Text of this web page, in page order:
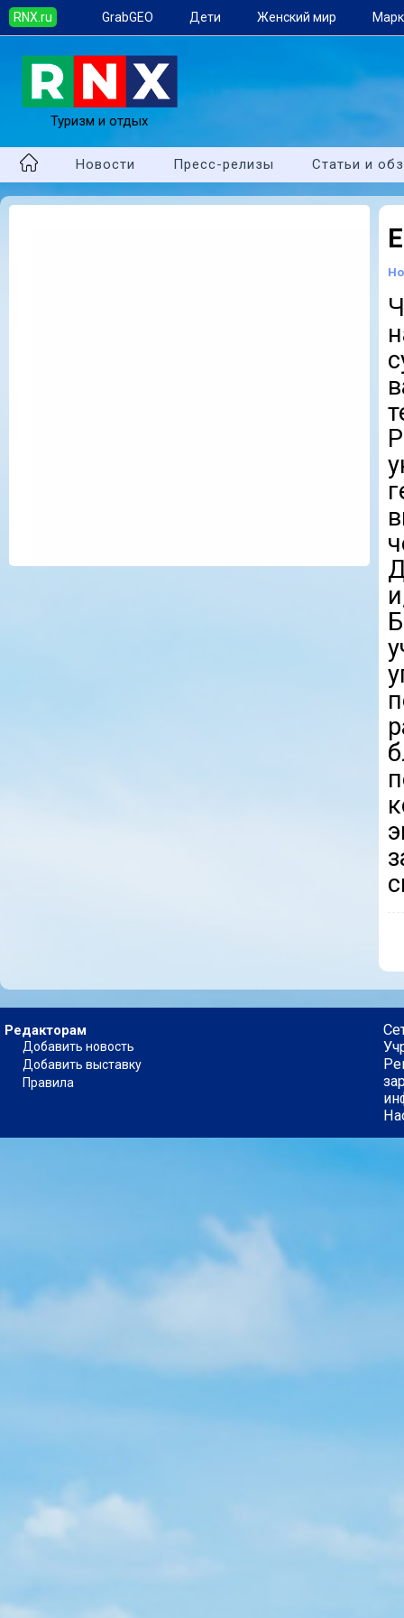
RNX.ru GrabGEO Дети Женский мир
Туризм и отдых
Новости Пресс-релизы Статьи и
Редакторам
Добавить новость
Добавить выставку
Правила